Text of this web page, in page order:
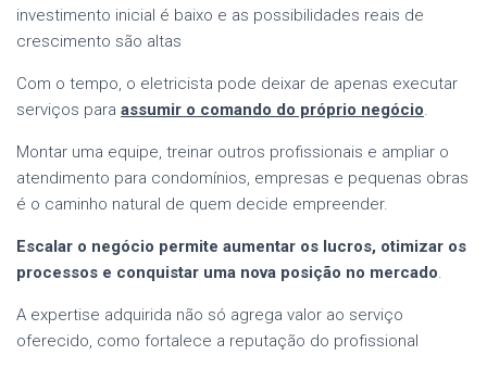
investimento inicial é baixo e as possibilidades reais de
crescimento são altas
Com o tempo, o eletricista pode deixar de apenas executar
serviços para assumir o comando do próprio negócio.
Montar uma equipe, treinar outros profissionais e ampliar o
atendimento para condomínios, empresas e pequenas obras
é o caminho natural de quem decide empreender.
Escalar o negócio permite aumentar os lucros, otimizar os
processos e conquistar uma nova posição no mercado.
A expertise adquirida não só agrega valor ao serviço
oferecido, como fortalece a reputação do profissional